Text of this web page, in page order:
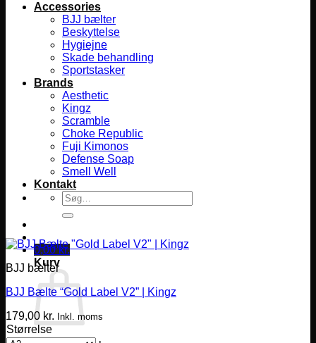
Accessories
BJJ bælter
Beskyttelse
Hygiejne
Skade behandling
Sportstasker
Brands
Aesthetic
Kingz
Scramble
Choke Republic
Fuji Kimonos
Defense Soap
Smell Well
Kontakt
Søg
efter:
0,00kr.
Kurv
BJJ bælter
BJJ Bælte “Gold Label V2” | Kingz
179,00 kr. Inkl. moms
Størrelse